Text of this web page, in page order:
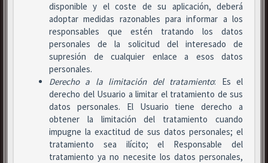
disponible y el coste de su aplicación, deberá
adoptar medidas razonables para informar a los
responsables que estén tratando los datos
personales de la solicitud del interesado de
supresión de cualquier enlace a esos datos
personales.
Derecho a la limitación del tratamiento: Es el
derecho del Usuario a limitar el tratamiento de sus
datos personales. El Usuario tiene derecho a
obtener la limitación del tratamiento cuando
impugne la exactitud de sus datos personales; el
tratamiento sea ilícito; el Responsable del
tratamiento ya no necesite los datos personales,